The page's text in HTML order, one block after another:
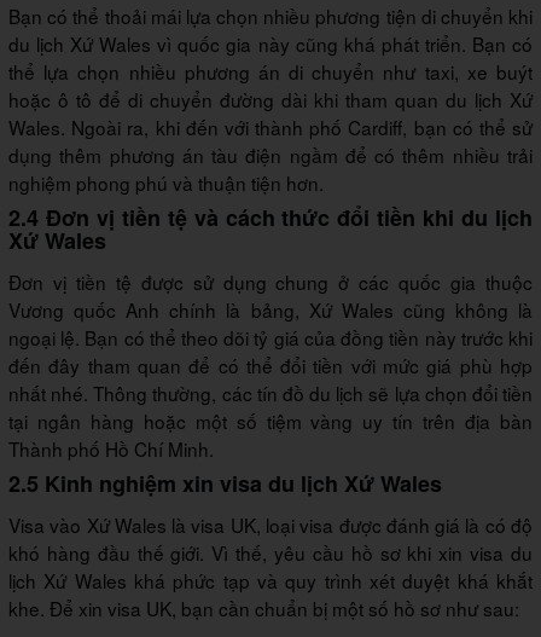
Bạn có thể thoải mái lựa chọn nhiều phương tiện di chuyển khi
du lịch Xứ Wales vì quốc gia này cũng khá phát triển. Bạn có
thể lựa chọn nhiều phương án di chuyển như taxi, xe buýt
hoặc ô tô để di chuyển đường dài khi tham quan du lịch Xứ
Wales. Ngoài ra, khi đến với thành phố Cardiff, bạn có thể sử
dụng thêm phương án tàu điện ngầm để có thêm nhiều trải
nghiệm phong phú và thuận tiện hơn.
2.4 Đơn vị tiền tệ và cách thức đổi tiền khi du lịch
Xứ Wales
Đơn vị tiền tệ được sử dụng chung ở các quốc gia thuộc
Vương quốc Anh chính là bảng, Xứ Wales cũng không là
ngoại lệ. Bạn có thể theo dõi tỷ giá của đồng tiền này trước khi
đến đây tham quan để có thể đổi tiền với mức giá phù hợp
nhất nhé. Thông thường, các tín đồ du lịch sẽ lựa chọn đổi tiền
tại ngân hàng hoặc một số tiệm vàng uy tín trên địa bàn
Thành phố Hồ Chí Minh.
2.5 Kinh nghiệm xin visa du lịch Xứ Wales
Visa vào Xứ Wales là visa UK, loại visa được đánh giá là có độ
khó hàng đầu thế giới. Vì thế, yêu cầu hồ sơ khi xin visa du
lịch Xứ Wales khá phức tạp và quy trình xét duyệt khá khắt
khe. Để xin visa UK, bạn cần chuẩn bị một số hồ sơ như sau: